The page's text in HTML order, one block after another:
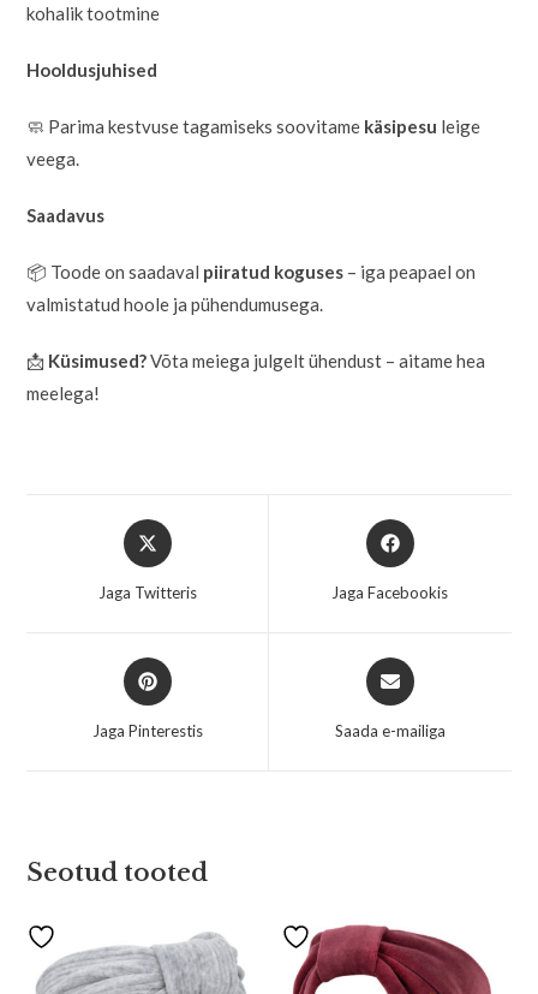
kohalik tootmine
Hooldusjuhised
🧼 Parima kestvuse tagamiseks soovitame käsipesu leige
veega.
Saadavus
📦 Toode on saadaval piiratud koguses – iga peapael on
valmistatud hoole ja pühendumusega.
📩 Küsimused?Võta meiega julgelt ühendust – aitame hea
meelega!
Jaga Twitteris Jaga Facebookis
Jaga Pinterestis Saada e-mailiga
Seotud tooted